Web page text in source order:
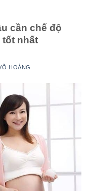
cần chế độ
nhất
HOÀNG